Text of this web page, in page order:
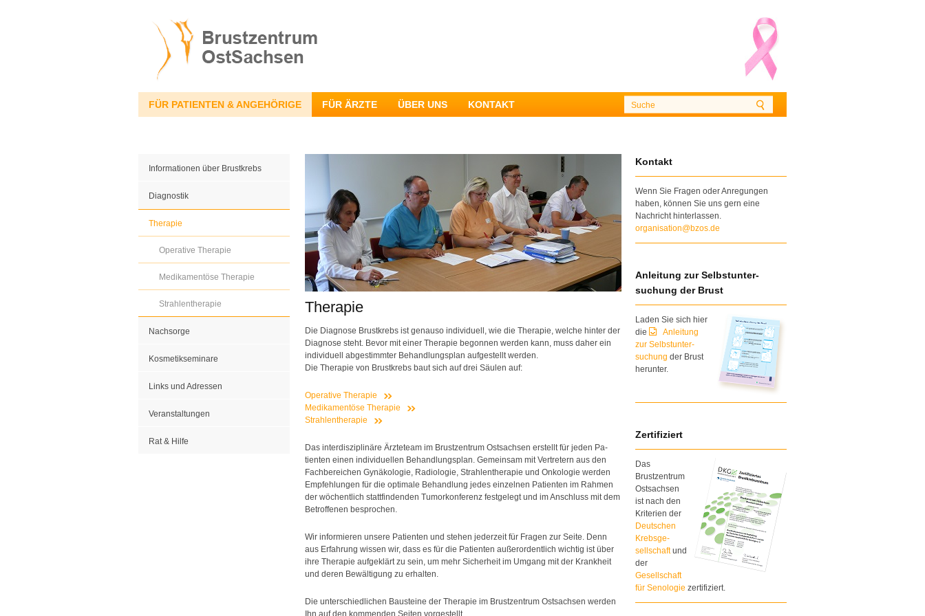
FÜR PATIENTEN & ANGEHÖRIGE FÜR ÄRZTE ÜBER UNS KONTAKT
Informationen über Brustkrebs
Diagnostik
Therapie
Operative Therapie
Medikamentöse Therapie
Strahlentherapie
Nachsorge
Kosmetikseminare
Links und Adressen
Veranstaltungen
Rat & Hilfe
Therapie
Die Diagnose Brustkrebs ist genauso individuell, wie die Therapie, welche hinter der
Diagnose steht. Bevor mit einer Therapie begonnen werden kann, muss daher ein
individuell abgestimmter Behandlungsplan aufgestellt werden.
Die Therapie von Brustkrebs baut sich auf drei Säulen auf:
Operative Therapie
Medikamentöse Therapie
Strahlentherapie
Das interdisziplinäre Ärzteteam im Brustzentrum Ostsachsen erstellt für jeden Pa-
tienten einen individuellen Behandlungsplan. Gemeinsam mit Vertretern aus den
Fachbereichen Gynäkologie, Radiologie, Strahlentherapie und Onkologie werden
Empfehlungen für die optimale Behandlung jedes einzelnen Patienten im Rahmen
der wöchentlich stattfindenden Tumorkonferenz festgelegt und im Anschluss mit dem
Betroffenen besprochen.
Wir informieren unsere Patienten und stehen jederzeit für Fragen zur Seite. Denn
aus Erfahrung wissen wir, dass es für die Patienten außerordentlich wichtig ist über
ihre Therapie aufgeklärt zu sein, um mehr Sicherheit im Umgang mit der Krankheit
und deren Bewältigung zu erhalten.
Die unterschiedlichen Bausteine der Therapie im Brustzentrum Ostsachsen werden
Ihn auf den kommenden Seiten vorgestellt.
Kontakt
Wenn Sie Fragen oder Anregungen
haben, können Sie uns gern eine
Nachricht hinterlassen.
organisation@bzos.de
Anleitung zur Selbstunter-
suchung der Brust
Laden Sie sich hier
die
Anleitung
zur Selbstunter-
suchung der Brust
herunter.
Zertifiziert
Das
Brustzentrum
Ostsachsen
ist nach den
Kriterien der
Deutschen
Krebsge-
sellschaftund
der
Gesellschaft
für Senologie zertifiziert.